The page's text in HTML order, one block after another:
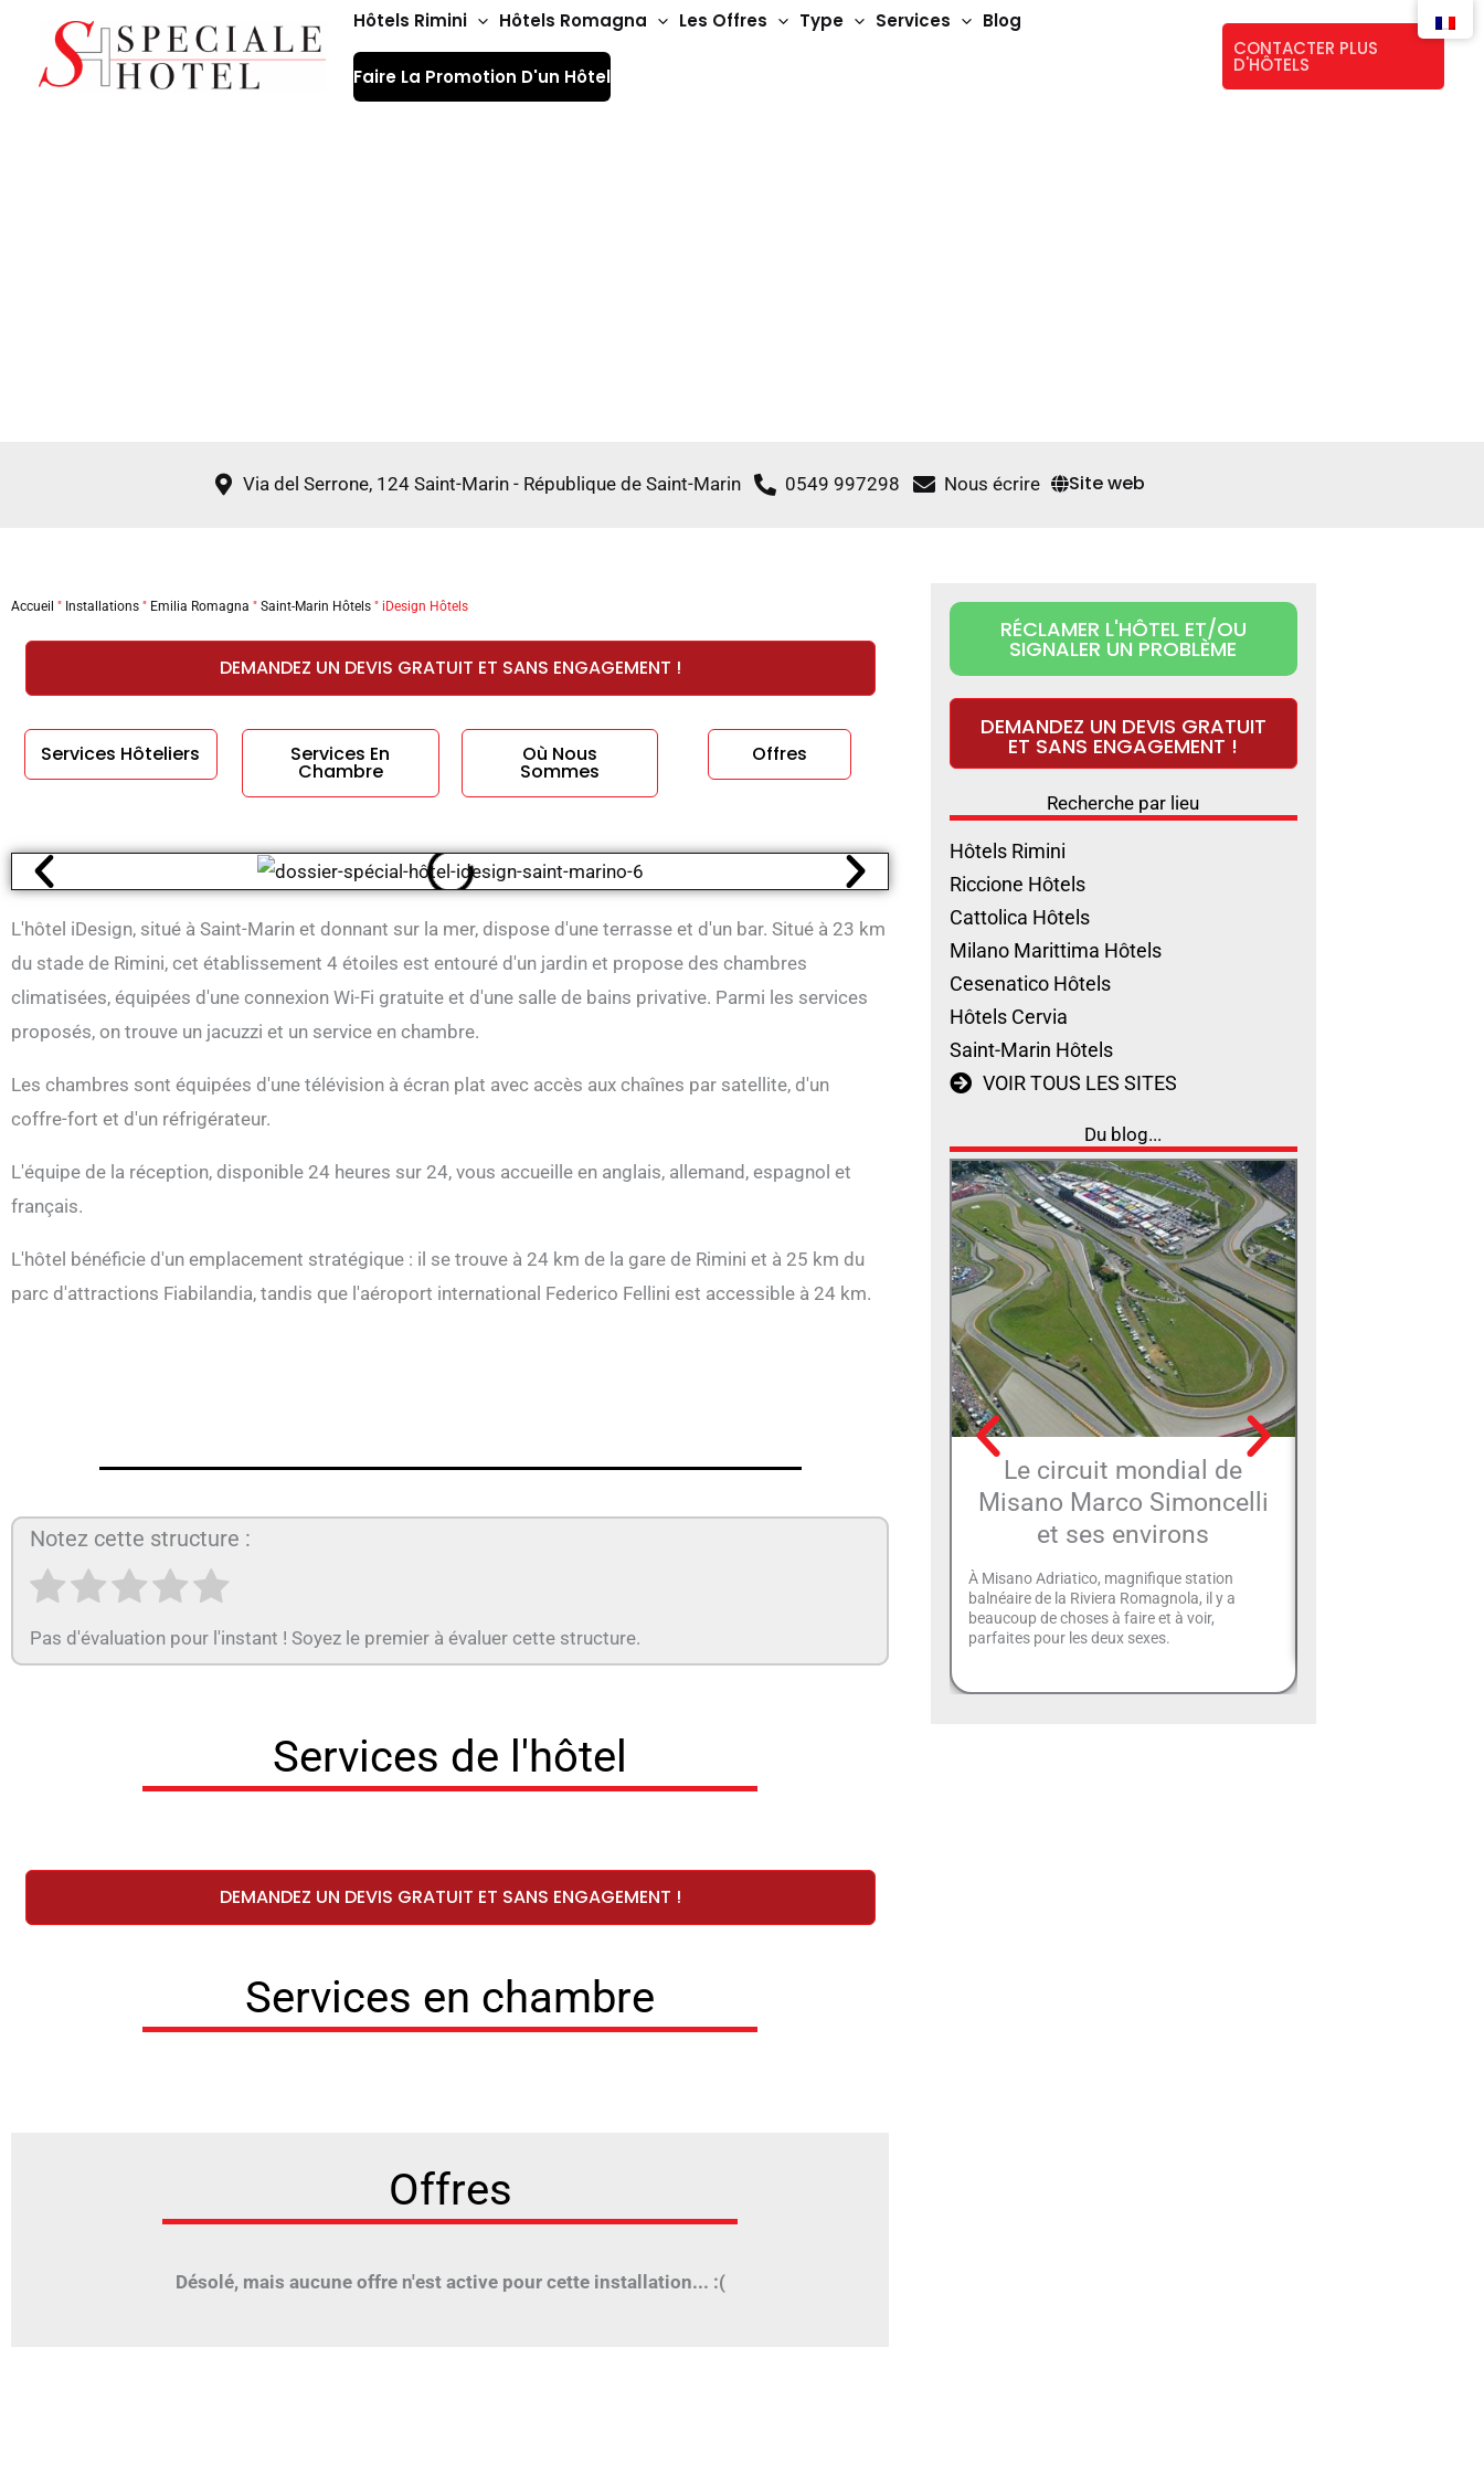
contenu
Hôtels Rimini Hôtels Romagna Les Offres Type Services Blog
Faire La Promotion D'un Hôtel
CONTACTER PLUS
D'HÔTELS
Via del Serrone, 124 Saint-Marin - République de Saint-Marin 0549 997298 Nous écrire Site web
Accueil " Installations " Emilia Romagna " Saint-Marin Hôtels " iDesign Hôtels
DEMANDEZ UN DEVIS GRATUIT ET SANS ENGAGEMENT !
Services Hôteliers Services En
Chambre
Où Nous
Sommes
Offres
L'hôtel iDesign, situé à Saint-Marin et donnant sur la mer, dispose d'une terrasse et d'un bar. Situé à 23 km
du stade de Rimini, cet établissement 4 étoiles est entouré d'un jardin et propose des chambres
climatisées, équipées d'une connexion Wi-Fi gratuite et d'une salle de bains privative. Parmi les services
proposés, on trouve un jacuzzi et un service en chambre.
Les chambres sont équipées d'une télévision à écran plat avec accès aux chaînes par satellite, d'un
coffre-fort et d'un réfrigérateur.
L'équipe de la réception, disponible 24 heures sur 24, vous accueille en anglais, allemand, espagnol et
français.
L'hôtel bénéficie d'un emplacement stratégique : il se trouve à 24 km de la gare de Rimini et à 25 km du
parc d'attractions Fiabilandia, tandis que l'aéroport international Federico Fellini est accessible à 24 km.
Notez cette structure :
Pas d'évaluation pour l'instant ! Soyez le premier à évaluer cette structure.
Services de l'hôtel
DEMANDEZ UN DEVIS GRATUIT ET SANS ENGAGEMENT !
Services en chambre
Offres
Désolé, mais aucune offre n'est active pour cette installation... :(
RÉCLAMER L'HÔTEL ET/OU
SIGNALER UN PROBLÈME
DEMANDEZ UN DEVIS GRATUIT
ET SANS ENGAGEMENT !
Recherche par lieu
Hôtels Rimini
Riccione Hôtels
Cattolica Hôtels
Milano Marittima Hôtels
Cesenatico Hôtels
Hôtels Cervia
Saint-Marin Hôtels
VOIR TOUS LES SITES
Du blog...
Le circuit mondial de
Misano Marco Simoncelli
et ses environs
À Misano Adriatico, magnifique station
balnéaire de la Riviera Romagnola, il y a
beaucoup de choses à faire et à voir,
parfaites pour les deux sexes.